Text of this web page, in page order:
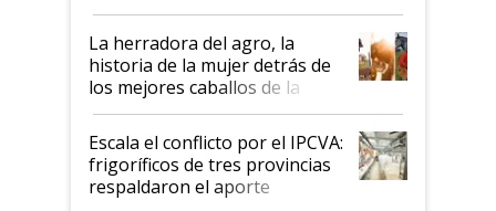
la iniciativa que ya reúne a 46
establecimientos en Argentina
La herradora del agro, la
historia de la mujer detrás de
los mejores caballos de la
Argentina y los mitos que
todavía hacen sufrir a estos
animales: "Mientras me
descalificaban, yo seguí
haciendo currículum"
Escala el conflicto por el IPCVA:
frigoríficos de tres provincias
respaldaron el aporte